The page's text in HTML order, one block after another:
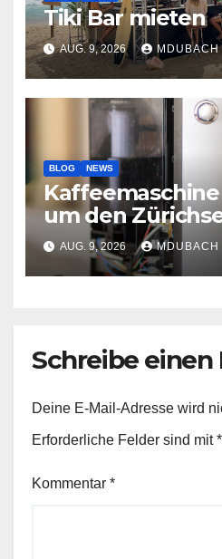
Tiki Bar mieten
AUG. 9, 2026 MDUBACH
BLOG NEWS
um den
AUG. 9, 2026 MDUBACH
Schreibe
Deine E-Mail-Adresse wird
Erforderliche Felder sind mit*
Kommentar *